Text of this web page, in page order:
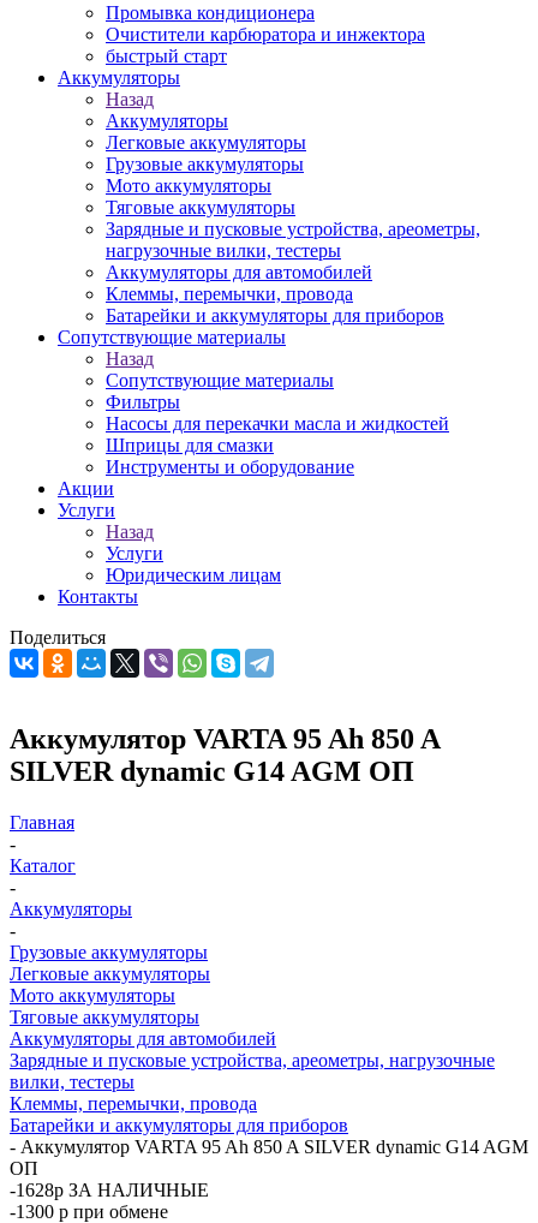
Промывка кондиционера
Очистители карбюратора и инжектора
быстрый старт
Аккумуляторы
Назад
Аккумуляторы
Легковые аккумуляторы
Грузовые аккумуляторы
Мото аккумуляторы
Тяговые аккумуляторы
Зарядные и пусковые устройства, ареометры,
нагрузочные вилки, тестеры
Аккумуляторы для автомобилей
Клеммы, перемычки, провода
Батарейки и аккумуляторы для приборов
Сопутствующие материалы
Назад
Сопутствующие материалы
Фильтры
Насосы для перекачки масла и жидкостей
Шприцы для смазки
Инструменты и оборудование
Акции
Услуги
Назад
Услуги
Юридическим лицам
Контакты
Поделиться
Аккумулятор VARTA 95 Ah 850 A
SILVER dynamic G14 AGM ОП
Главная
-
Каталог
-
Аккумуляторы
-
Грузовые аккумуляторы
Легковые аккумуляторы
Мото аккумуляторы
Тяговые аккумуляторы
Аккумуляторы для автомобилей
Зарядные и пусковые устройства, ареометры, нагрузочные
вилки, тестеры
Клеммы, перемычки, провода
Батарейки и аккумуляторы для приборов
- Аккумулятор VARTA 95 Ah 850 A SILVER dynamic G14 AGM
ОП
-1628р ЗА НАЛИЧНЫЕ
-1300 р при обмене